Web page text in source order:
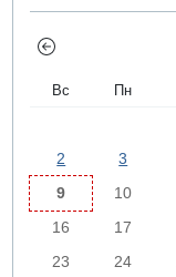
Вс Пн
2
3
9
10
16
17
23
24